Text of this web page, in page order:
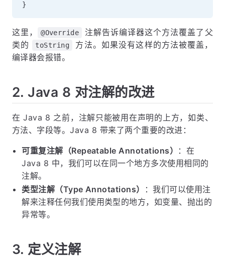
}
这里， @Override
注解告诉编译器这个方法覆盖了父
类的
toString
方法。如果没有这样的方法被覆盖，
编译器会报错。
2. Java 8 对注解的改进
在 Java 8 之前，注解只能被用在声明的上方，如类、
方法、字段等。Java 8 带来了两个重要的改进：
可重复注解（Repeatable Annotations）
：在
Java 8 中，我们可以在同一个地方多次使用相同的
注解。
类型注解（Type Annotations）
：我们可以使用注
解来注释任何我们使用类型的地方，如变量、抛出的
异常等。
3. 定义注解